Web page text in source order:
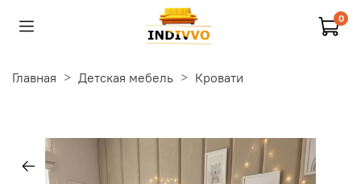
0
Главная Детская мебель Кровати